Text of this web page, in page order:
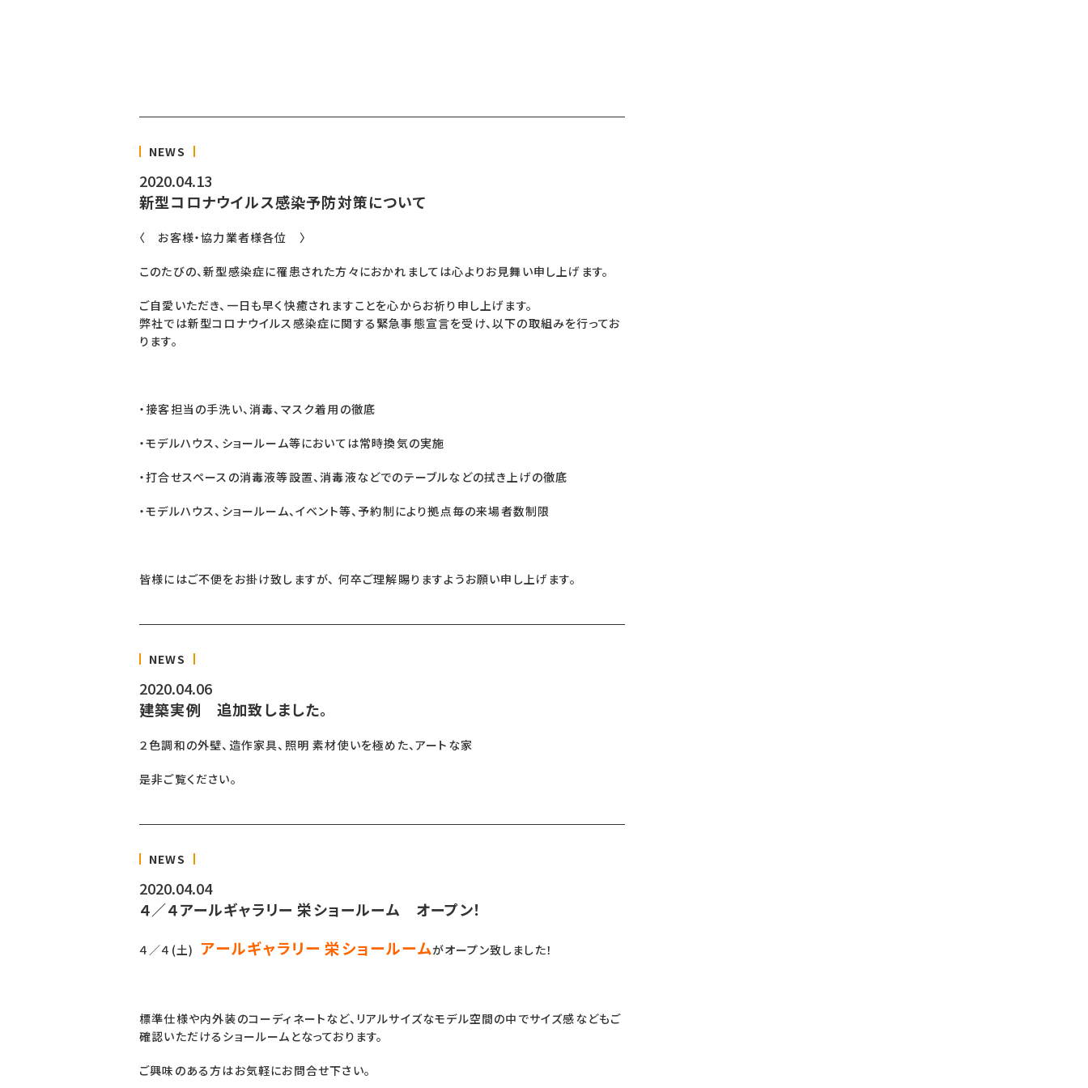
NEWS
2020.04.13
新型コロナウイルス感染予防対策について
〈 お客様・協力業者様各位 〉
このたびの、新型感染症に罹患された方々におかれましては心よりお見舞い申し上げます。
ご自愛いただき、一日も早く快癒されますことを心からお祈り申し上げます。
弊社では新型コロナウイルス感染症に関する緊急事態宣言を受け、以下の取組みを行ってお
ります。
・接客担当の手洗い、消毒、マスク着用の徹底
・モデルハウス、ショールーム等においては常時換気の実施
・打合せスペースの消毒液等設置、消毒液などでのテーブルなどの拭き上げの徹底
・モデルハウス、ショールーム、イベント等、予約制により拠点毎の来場者数制限
皆様にはご不便をお掛け致しますが、 何卒ご理解賜りますようお願い申し上げます。
NEWS
2020.04.06
建築実例 追加致しました。
２色調和の外壁、造作家具、照明 素材使いを極めた、アートな家
是非ご覧ください。
NEWS
2020.04.04
４／４アールギャラリー 栄ショールーム オープン！
４／４(土) アールギャラリー 栄ショールームがオープン致しました！
標準仕様や内外装のコーディネートなど、リアルサイズなモデル空間の中でサイズ感などもご
確認いただけるショールームとなっております。
ご興味のある方はお気軽にお問合せ下さい。